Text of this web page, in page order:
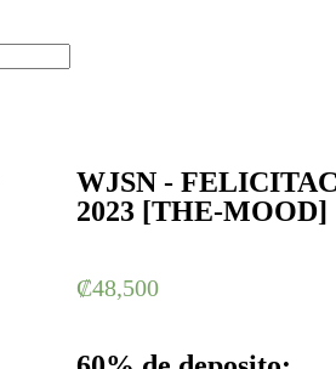
WJSN -
2023 [THE-MOOD]
₡48,500